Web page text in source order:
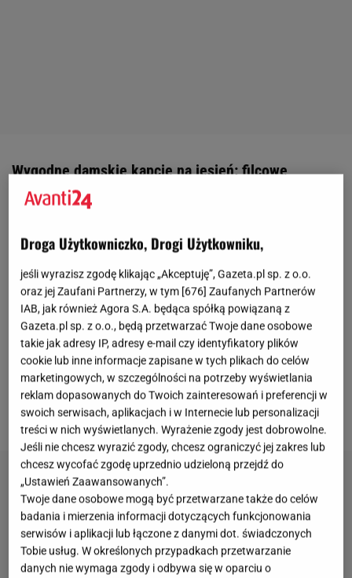
Wygodne damskie kapcie na jesień: filcowe
Kapcie filcowe sprawdzą się w każdym domu!
Wygodna i antypoślizgowa podeszwazapewnia
komfort i bezpieczeństwo podczas noszenia - jest to
szczególnie ważne na śliskich powierzchniach, na
przykład kafelkach.Ciepły filc przyjemnie otula
stopę, a dodatkowo materiał posiada właściwości
zapobiegające odparzeniom. W niektórych
modelach wkładki mająmożliwość wyjęcia i
odświeżenia, a dzięki wysokiej jakości wykonania
kapcie posłużą kilka dobrych sezonów.
Droga Użytkowniczko, Drogi Użytkowniku,
jeśli wyrazisz zgodę klikając „Akceptuję”, Gazeta.pl sp. z o.o.
oraz jej Zaufani Partnerzy, w tym [676] Zaufanych Partnerów
IAB, jak również Agora S.A. będąca spółką powiązaną z
Gazeta.pl sp. z o.o., będą przetwarzać Twoje dane osobowe
takie jak adresy IP, adresy e-mail czy identyfikatory plików
cookie lub inne informacje zapisane w tych plikach do celów
marketingowych, w szczególności na potrzeby wyświetlania
reklam dopasowanych do Twoich zainteresowań i preferencji w
swoich serwisach, aplikacjach i w Internecie lub personalizacji
treści w nich wyświetlanych. Wyrażenie zgody jest dobrowolne.
Jeśli nie chcesz wyrazić zgody, chcesz ograniczyć jej zakres lub
chcesz wycofać zgodę uprzednio udzieloną przejdź do
„Ustawień Zaawansowanych”.
Twoje dane osobowe mogą być przetwarzane także do celów
badania i mierzenia informacji dotyczących funkcjonowania
serwisów i aplikacji lub łączone z danymi dot. świadczonych
Tobie usług. W określonych przypadkach przetwarzanie
danych nie wymaga zgody i odbywa się w oparciu o